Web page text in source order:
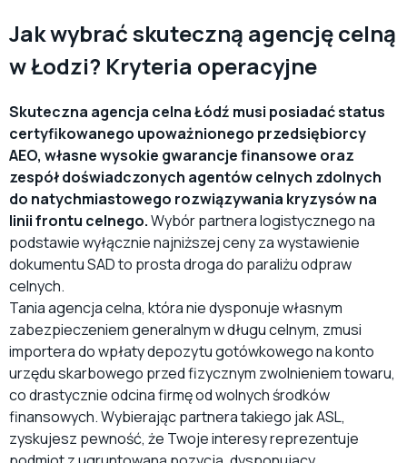
Jak wybrać skuteczną agencję celną
w Łodzi? Kryteria operacyjne
Skuteczna agencja celna Łódź musi posiadać status
certyfikowanego upoważnionego przedsiębiorcy
AEO, własne wysokie gwarancje finansowe oraz
zespół doświadczonych agentów celnych zdolnych
do natychmiastowego rozwiązywania kryzysów na
linii frontu celnego.Wybór partnera logistycznego na
podstawie wyłącznie najniższej ceny za wystawienie
dokumentu SAD to prosta droga do paraliżu odpraw
celnych.
Tania agencja celna, która nie dysponuje własnym
zabezpieczeniem generalnym w długu celnym, zmusi
importera do wpłaty depozytu gotówkowego na konto
urzędu skarbowego przed fizycznym zwolnieniem towaru,
co drastycznie odcina firmę od wolnych środków
finansowych. Wybierając partnera takiego jak ASL,
zyskujesz pewność, że Twoje interesy reprezentuje